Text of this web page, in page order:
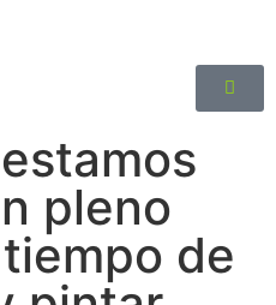
pleno
de